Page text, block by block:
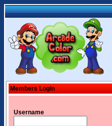
Members Login
Username